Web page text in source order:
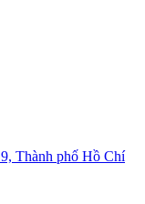
Thành phố Hồ Chí